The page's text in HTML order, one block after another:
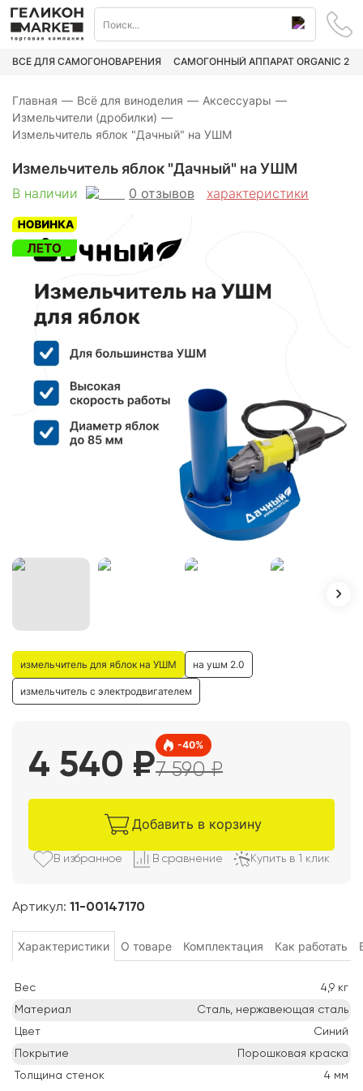
ВСЁ ДЛЯ САМОГОНОВАРЕНИЯ САМОГОННЫЙ АППАРАТ ORGANIC 2
Главная — Всё для виноделия — Аксессуары —
Измельчители (дробилки) —
Измельчитель яблок "Дачный" на УШМ
Измельчитель яблок "Дачный" на УШМ
В наличии 0 отзывов характеристики
измельчитель для яблок на УШМ на ушм 2.0
измельчитель с электродвигателем
Артикул: 11-00147170
4 540 ₽
-40%
7 590₽
Добавить в корзину
В избранное В сравнение Купить в 1 клик
Характеристики О товаре Комплектация Как работать
Вес 4,9 кг
Материал
Сталь, нержавеющая сталь
Цвет
Синий
Покрытие
Порошковая краска
Толщина стенок
4 мм